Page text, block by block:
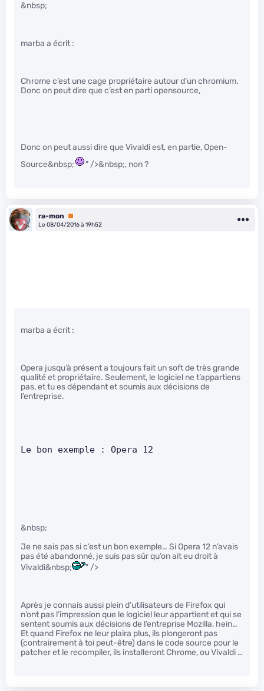
&nbsp;
marba a écrit :
Chrome c’est une cage propriétaire autour d’un chromium.
Donc on peut dire que c’est en parti opensource,
Donc on peut aussi dire que Vivaldi est, en partie, Open-
Source&nbsp;
" />&nbsp;, non ?
ra-mon
Premium
Le 08/04/2016 à 19h52
marba a écrit :
Opera jusqu’à présent a toujours fait un soft de très grande
qualité et propriétaire. Seulement, le logiciel ne t’appartiens
pas, et tu es dépendant et soumis aux décisions de
l’entreprise.
Le bon exemple : Opera 12
&nbsp;
Je ne sais pas si c’est un bon exemple… Si Opera 12 n’avais
pas été abandonné, je suis pas sûr qu’on ait eu droit à
Vivaldi&nbsp;
" />
Après je connais aussi plein d’utilisateurs de Firefox qui
n’ont pas l’impression que le logiciel leur appartient et qui se
sentent soumis aux décisions de l’entreprise Mozilla, hein…
Et quand Firefox ne leur plaira plus, ils plongeront pas
(contrairement à toi peut-être) dans le code source pour le
patcher et le recompiler, ils installeront Chrome, ou Vivaldi …